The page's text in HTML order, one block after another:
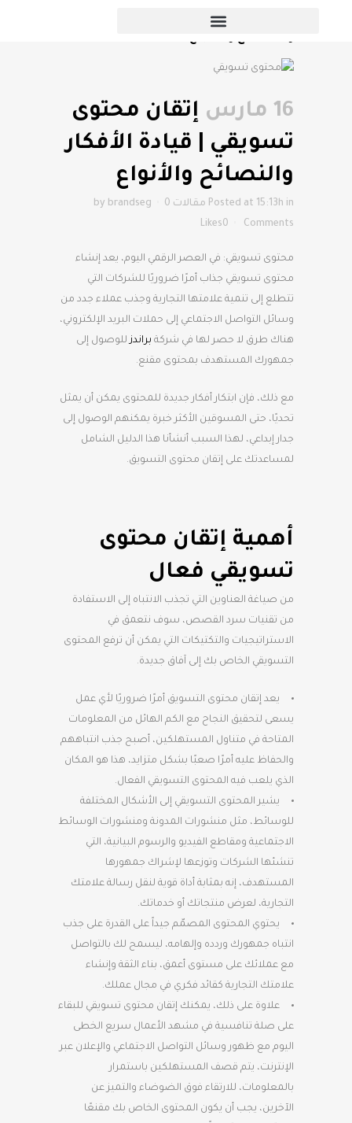
إتقان محتوى تسويقي | قيادة الأفكار
16 مارس
إتقان محتوى
تسويقي | قيادة الأفكار
والنصائح والأنواع
Posted at 15:13h in مقالات by brandseg
0
Comments
0
Likes
محتوى تسويقي: في العصر الرقمي اليوم، يعد إنشاء
محتوى تسويقي جذاب أمرًا ضروريًا للشركات التي
تتطلع إلى تنمية علامتها التجارية وجذب عملاء جدد من
وسائل التواصل الاجتماعي إلى حملات البريد الإلكتروني،
هناك طرق لا حصر لها في شركة براندزللوصول إلى
جمهورك المستهدف بمحتوى مقنع.
مع ذلك، فإن ابتكار أفكار جديدة للمحتوى يمكن أن يمثل
تحديًا، حتى المسوقين الأكثر خبرة يمكنهم الوصول إلى
جدار إبداعي، لهذا السبب أنشأنا هذا الدليل الشامل
لمساعدتك على إتقان محتوى التسويق.
أهمية إتقان محتوى
تسويقي فعال
من صياغة العناوين التي تجذب الانتباه إلى الاستفادة
من تقنيات سرد القصص، سوف نتعمق في
الاستراتيجيات والتكتيكات التي يمكن أن ترفع المحتوى
التسويقي الخاص بك إلى آفاق جديدة.
يعد إتقان محتوى التسويق أمرًا ضروريًا لأي عمل
يسعى لتحقيق النجاح مع الكم الهائل من المعلومات
المتاحة في متناول المستهلكين، أصبح جذب انتباههم
والحفاظ عليه أمرًا صعبًا بشكل متزايد، هذا هو المكان
الذي يلعب فيه المحتوى التسويقي الفعال.
يشير المحتوى التسويقي إلى الأشكال المختلفة
للوسائط، مثل منشورات المدونة ومنشورات الوسائط
الاجتماعية ومقاطع الفيديو والرسوم البيانية، التي
تنشئها الشركات وتوزعها لإشراك جمهورها
المستهدف، إنه بمثابة أداة قوية لنقل رسالة علامتك
التجارية، لعرض منتجاتك أو خدماتك.
يحتوي المحتوى المصمّم جيداً على القدرة على جذب
انتباه جمهورك وردده وإلهامه، ليسمح لك بالتواصل
مع عملائك على مستوى أعمق، بناء الثقة وإنشاء
علامتك التجارية كقائد فكري في مجال عملك.
علاوة على ذلك، يمكنك إتقان محتوى تسويقي للبقاء
على صلة تنافسية في مشهد الأعمال سريع الخطى
اليوم مع ظهور وسائل التواصل الاجتماعي والإعلان عبر
الإنترنت، يتم قصف المستهلكين باستمرار
بالمعلومات، للارتقاء فوق الضوضاء والتميز عن
الآخرين، يجب أن يكون المحتوى الخاص بك مقنعًا